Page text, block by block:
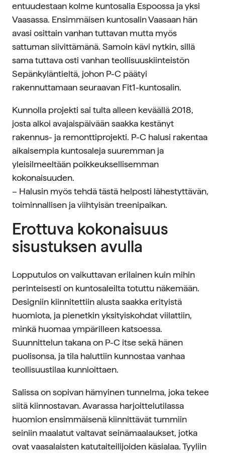
entuudestaan kolme kuntosalia Espoossa ja yksi
Vaasassa. Ensimmäisen kuntosalin Vaasaan hän
avasi osittain vanhan tuttavan mutta myös
sattuman siivittämänä. Samoin kävi nytkin, sillä
sama tuttava osti vanhan teollisuuskiinteistön
Sepänkyläntieltä, johon P-C päätyi
rakennuttamaan seuraavan Fit1-kuntosalin.
Kunnolla projekti sai tulta alleen keväällä 2018,
josta alkoi avajaispäivään saakka kestänyt
rakennus- ja remonttiprojekti. P-C halusi rakentaa
aikaisempia kuntosaleja suuremman ja
yleisilmeeltään poikkeuksellisemman
kokonaisuuden.
– Halusin myös tehdä tästä helposti lähestyttävän,
toiminnallisen ja viihtyisän treenipaikan.
Erottuva kokonaisuus
sisustuksen avulla
Lopputulos on vaikuttavan erilainen kuin mihin
perinteisesti on kuntosaleilta totuttu näkemään.
Designiin kiinnitettiin alusta saakka erityistä
huomiota, ja pienetkin yksityiskohdat viilattiin,
minkä huomaa ympärilleen katsoessa.
Suunnittelun takana on P-C itse sekä hänen
puolisonsa, ja tila haluttiin kunnostaa vanhaa
teollisuustilaa kunnioittaen.
Salissa on sopivan hämyinen tunnelma, joka tekee
siitä kiinnostavan. Avarassa harjoittelutilassa
huomion ensimmäisenä kiinnittävät tummiin
seiniin maalatut valtavat seinämaalaukset, jotka
ovat vaasalaisten katutaiteilijoiden käsialaa. Tyyliin